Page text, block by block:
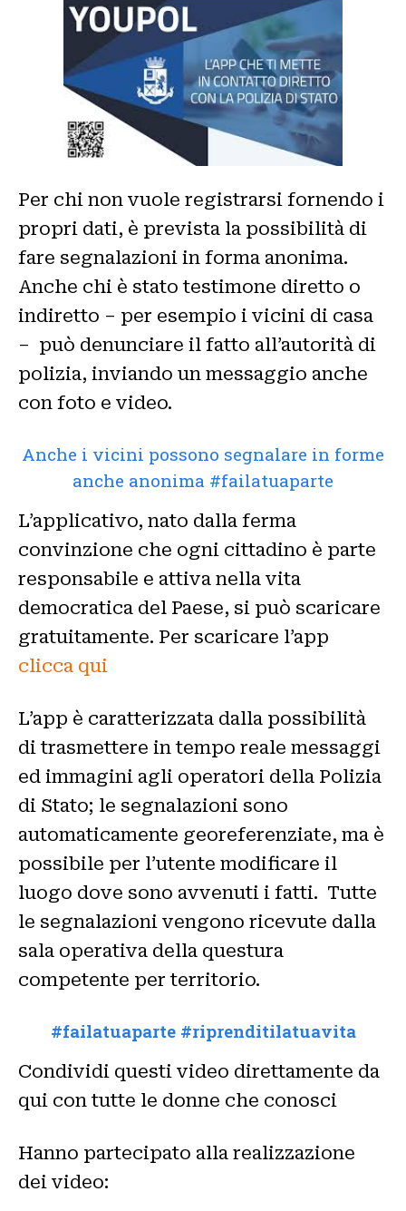
Per chi non vuole registrarsi fornendo i
propri dati, è prevista la possibilità di
fare segnalazioni in forma anonima.
Anche chi è stato testimone diretto o
indiretto – per esempio i vicini di casa
– può denunciare il fatto all’autorità di
polizia, inviando un messaggio anche
con foto e video.
Anche i vicini possono segnalare in forme
anche anonima #failatuaparte
L’applicativo, nato dalla ferma
convinzione che ogni cittadino è parte
responsabile e attiva nella vita
democratica del Paese, si può scaricare
gratuitamente. Per scaricare l’app
clicca qui
L’app è caratterizzata dalla possibilità
di trasmettere in tempo reale messaggi
ed immagini agli operatori della Polizia
di Stato; le segnalazioni sono
automaticamente georeferenziate, ma è
possibile per l’utente modificare il
luogo dove sono avvenuti i fatti. Tutte
le segnalazioni vengono ricevute dalla
sala operativa della questura
competente per territorio.
#failatuaparte #riprenditilatuavita
Condividi questi video direttamente da
qui con tutte le donne che conosci
Hanno partecipato alla realizzazione
dei video: